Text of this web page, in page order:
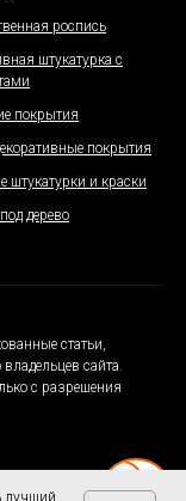
лучший
роспись
штукатурка с
покрытия
покрытия
штукатурки и краски
дерево
статьи,
сайта.
с разрешения